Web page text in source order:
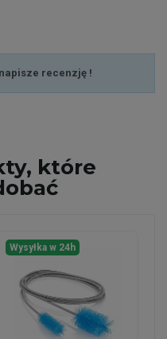
recenzję !
które
Wysyłka w 24h